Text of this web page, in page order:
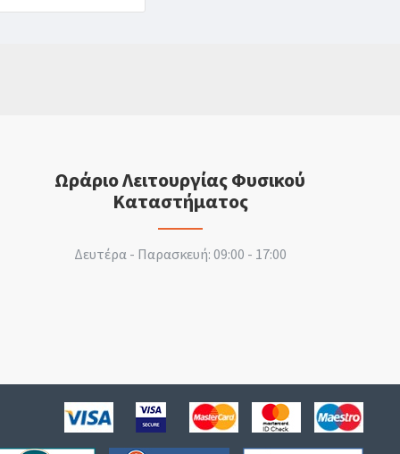
Ωράριο Λειτουργίας Φυσικού
Καταστήματος
Δευτέρα - Παρασκευή: 09:00 - 17:00